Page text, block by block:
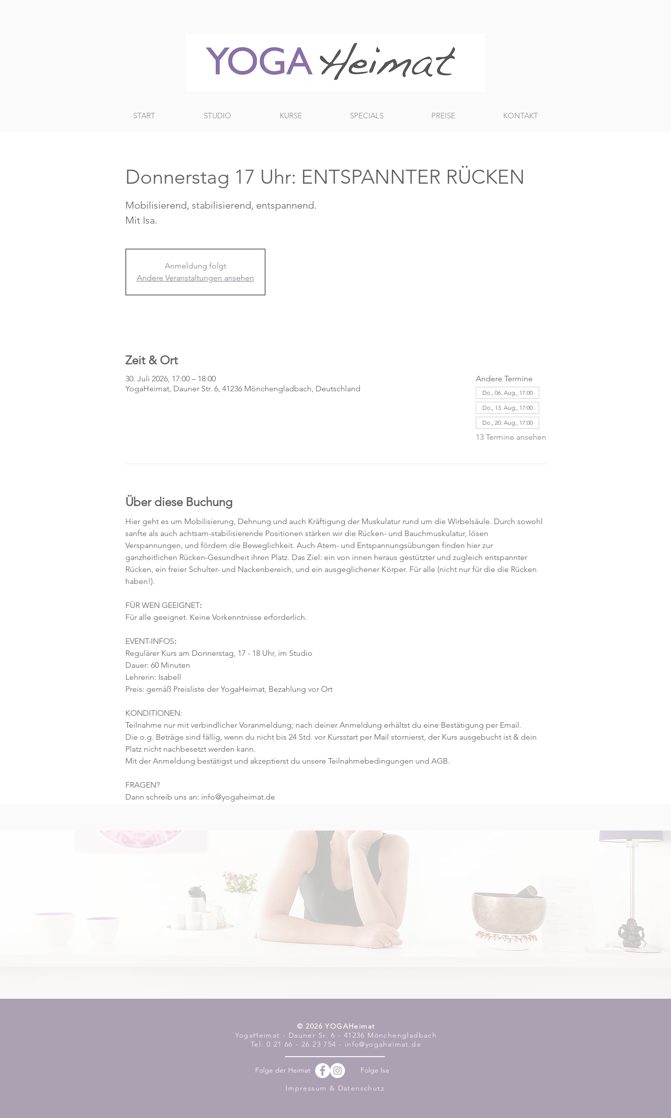
START STUDIO KURSE SPECIALS PREISE KONTAKT
Donnerstag 17 Uhr: ENTSPANNTER RÜCKEN
Mobilisierend, stabilisierend, entspannend.
Mit Isa.
Anmeldung folgt
Andere Veranstaltungen ansehen
Zeit & Ort
30. Juli 2026, 17:00 – 18:00
YogaHeimat, Dauner Str. 6, 41236 Mönchengladbach, Deutschland
Andere Termine
Do., 06. Aug., 17:00
Do., 13. Aug., 17:00
Do., 20. Aug., 17:00
13 Termine ansehen
Über diese Buchung
Hier geht es um Mobilisierung, Dehnung und auch Kräftigung der Muskulatur rund um die Wirbelsäule. Durch sowohl
sanfte als auch achtsam-stabilisierende Positionen stärken wir die Rücken- und Bauchmuskulatur, lösen
Verspannungen, und fördern die Beweglichkeit. Auch Atem- und Entspannungsübungen finden hier zur
ganzheitlichen Rücken-Gesundheit ihren Platz. Das Ziel: ein von innen heraus gestützter und zugleich entspannter
Rücken, ein freier Schulter- und Nackenbereich, und ein ausgeglichener Körper. Für alle (nicht nur für die die Rücken
haben!).
FÜR WEN GEEIGNET:
Für alle geeignet. Keine Vorkenntnisse erforderlich.
EVENT-INFOS:
Regulärer Kurs am Donnerstag, 17 - 18 Uhr, im Studio
Dauer: 60 Minuten
Lehrerin: Isabell
Preis: gemäß Preisliste der YogaHeimat, Bezahlung vor Ort
KONDITIONEN:
Teilnahme nur mit verbindlicher Voranmeldung; nach deiner Anmeldung erhältst du eine Bestätigung per Email.
Die o.g. Beträge sind fällig, wenn du nicht bis 24 Std. vor Kursstart per Mail stornierst, der Kurs ausgebucht ist & dein
Platz nicht nachbesetzt werden kann.
Mit der Anmeldung bestätigst und akzeptierst du unsere Teilnahmebedingungen und AGB.
FRAGEN?
Dann schreib uns an: info@yogaheimat.de
​© 2026 YOGAHeimat
YogaHeimat - Dauner Sr. 6 - 41236 Mönchengladbach
Tel. 0 21 66 - 26 23 754 - info@yogaheimat.de
Folge der Heimat
Folge Isa
Impressum & Datenschutz